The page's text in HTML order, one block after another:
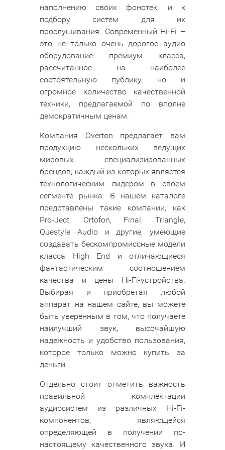
наполнению своих фонотек, и к
подбору систем для их
прослушивания. Современный Hi-Fi –
это не только очень дорогое аудио
оборудование премиум класса,
рассчитанное на наиболее
состоятельную публику, но и
огромное количество качественной
техники, предлагаемой по вполне
демократичным ценам.
Компания Overton предлагает вам
продукцию нескольких ведущих
мировых специализированных
брендов, каждый из которых является
технологическим лидером в своем
сегменте рынка. В нашем каталоге
представлены такие компании, как
Pro-Ject, Ortofon, Final, Triangle,
Questyle Audio и другие, умеющие
создавать бескомпромиссные модели
класса High End и отличающиеся
фантастическим соотношением
качества и цены Hi-Fi-устройства.
Выбирая и приобретая любой
аппарат на нашем сайте, вы можете
быть уверенным в том, что получаете
наилучший звук, высочайшую
надежность и удобство пользования,
которое только можно купить за
деньги.
Отдельно стоит отметить важность
правильной комплектации
аудиосистем из различных Hi-Fi-
компонентов, являющейся
определяющей в получении по-
настоящему качественного звука. И